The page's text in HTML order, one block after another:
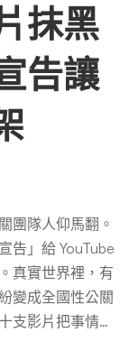
抹黑
告讓
團隊人仰馬翻。
告」給 YouTube
真實世界裡，有
變成全國性公關
支影片把事情鬧